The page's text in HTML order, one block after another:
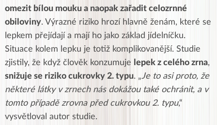
omezit bílou mouku a naopak zařadit celozrnné
obiloviny. Výrazné riziko hrozí hlavně ženám, které se
lepkem přejídají a mají ho jako základ jídelníčku.
Situace kolem lepku je totiž komplikovanější. Studie
zjistily, že když člověk konzumuje
lepek z celého zrna,
snižuje se riziko cukrovky 2. typu. „Je to asi proto, že
některé látky v zrnech nás dokážou také ochránit, a v
tomto případě zrovna před cukrovkou 2. typu,“
vysvětloval autor studie.